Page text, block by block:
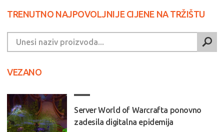
TRENUTNO NAJPOVOLJNIJE CIJENE NA TRŽIŠTU
VEZANO
Server World of Warcrafta ponovno
zadesila digitalna epidemija